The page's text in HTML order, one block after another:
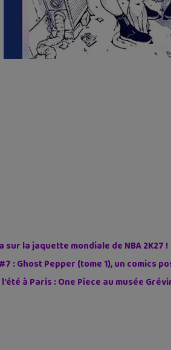
sur la jaquette mondiale de NBA 2K27 !
: Ghost Pepper (tome 1), un
à Paris : One Piece au musée